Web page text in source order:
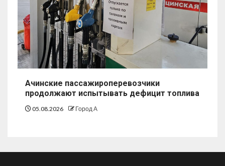
Ачинские пассажироперевозчики
продолжают испытывать дефицит топлива
05.08.2026 Город А